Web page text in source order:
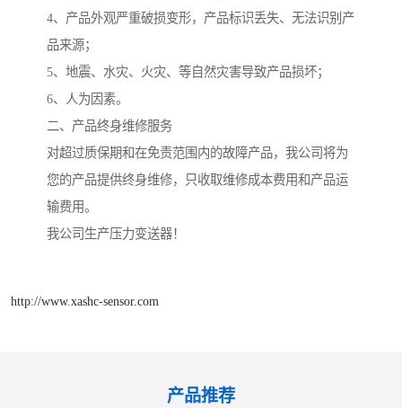
4、产品外观严重破损变形，产品标识丢失、无法识别产
品来源；
5、地震、水灾、火灾、等自然灾害导致产品损坏；
6、人为因素。
二、产品终身维修服务
对超过质保期和在免责范围内的故障产品，我公司将为
您的产品提供终身维修，只收取维修成本费用和产品运
输费用。
我公司生产压力变送器！
http://www.xashc-sensor.com
产品推荐